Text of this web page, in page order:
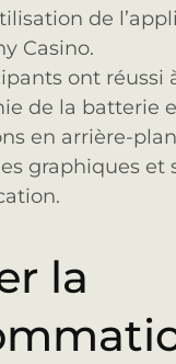
de
Casino.
ont réussi
de la batterie
en arrière-
graphiques et
la